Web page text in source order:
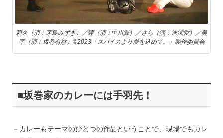
莉久（演：茅島みずき）／蓮（演：中川翼）／さら（演：速瀬愛）／美
宇（演：坂巻有紗）©2023「スパイスより愛を込めて。」製作委員会
■坂巻家のカレーには手羽先！
－カレーもテーマのひとつの作品ということで、現場でもカレ